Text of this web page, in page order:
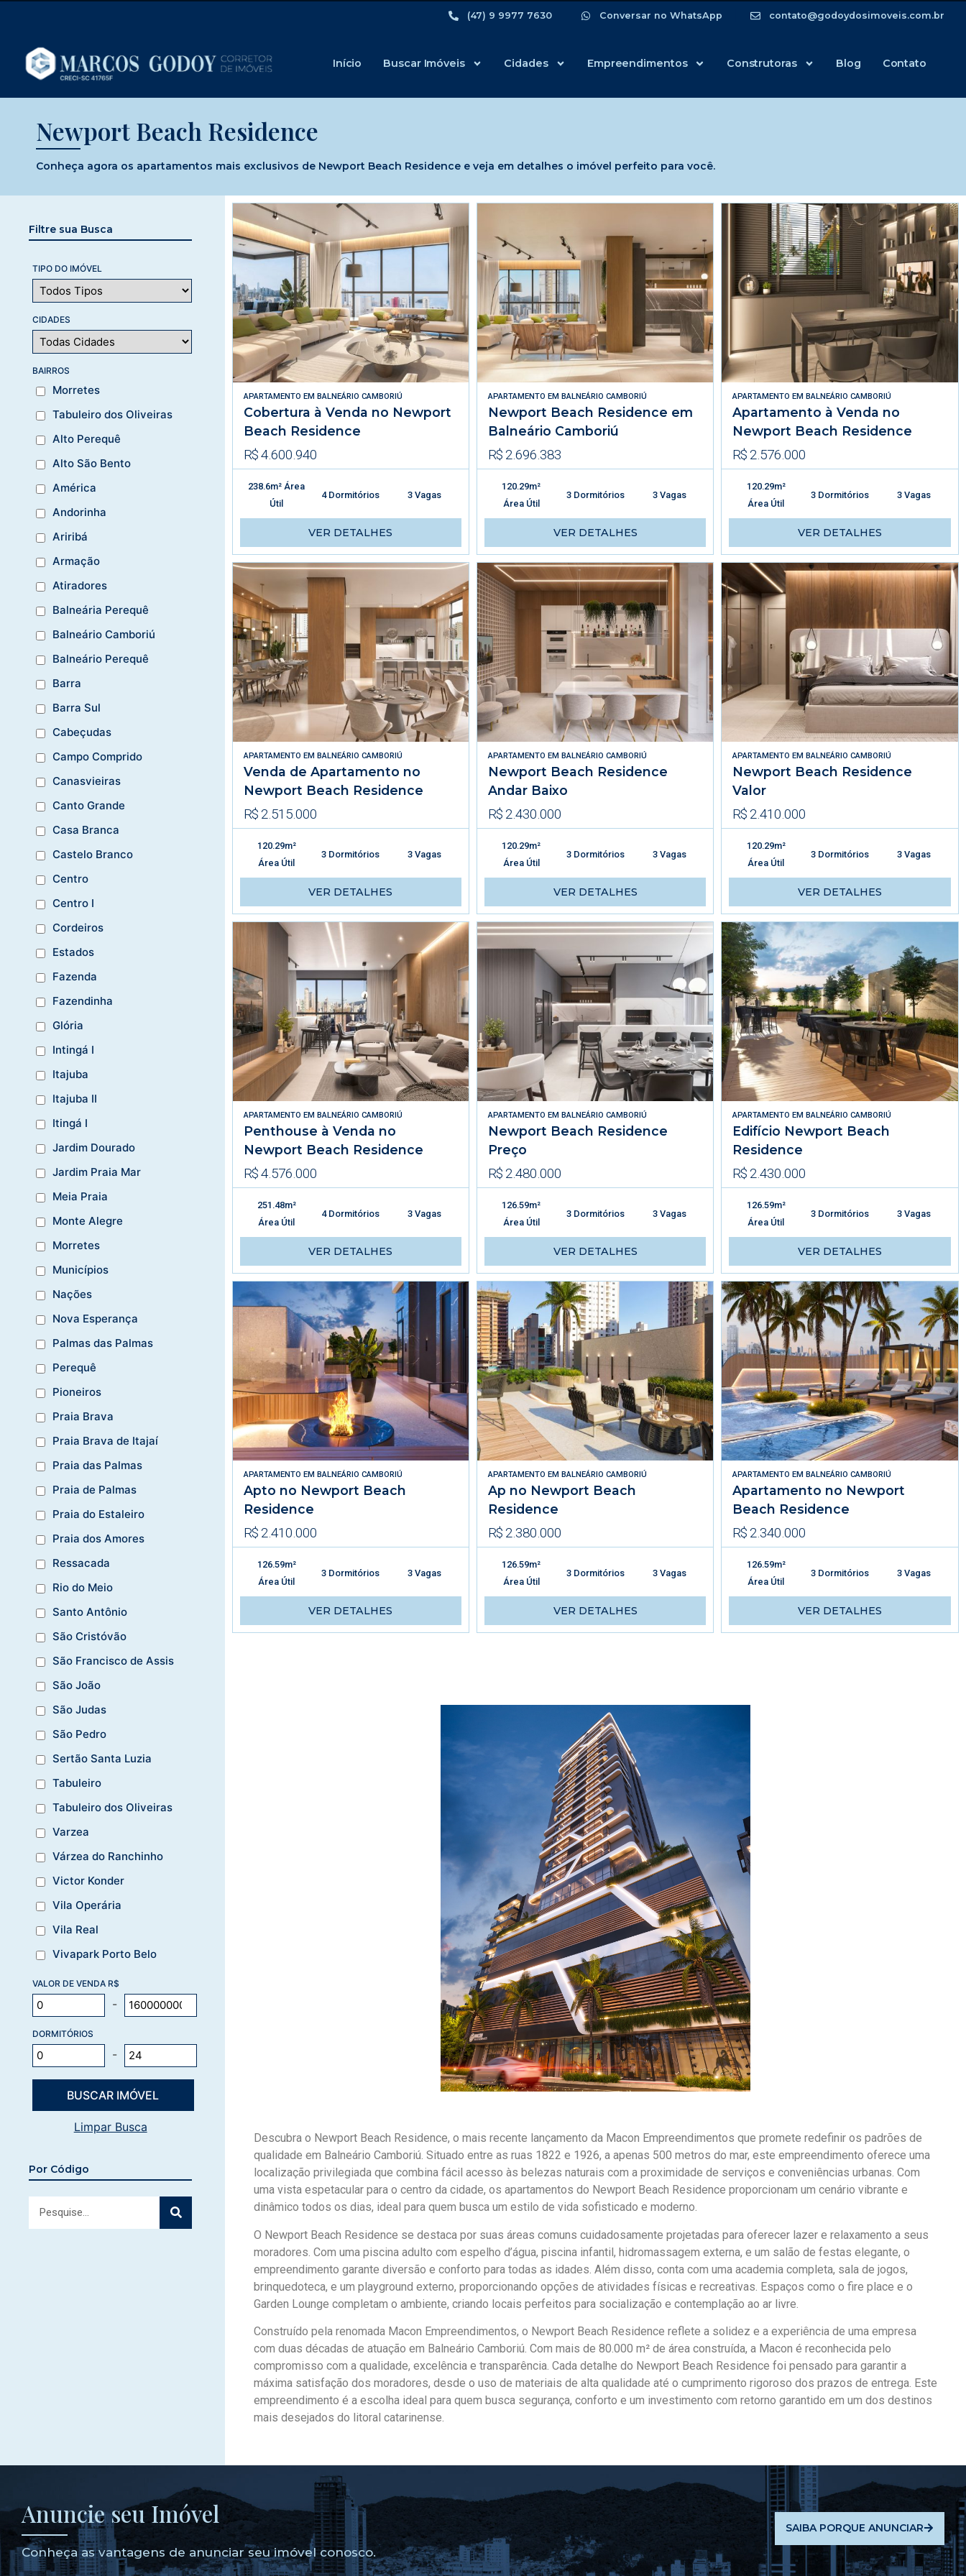
(47) 9 9977 7630 Conversar no WhatsApp contato@godoydosimoveis.com.br
Início Buscar Imóveis Cidades Empreendimentos Construtoras Blog Contato
Newport Beach Residence
Conheça agora os apartamentos mais exclusivos de Newport Beach Residence e veja em detalhes o imóvel perfeito para você.
Filtre sua Busca
TIPO DO IMÓVEL
CIDADES
BAIRROS
Morretes
Tabuleiro dos Oliveiras
Alto Perequê
Alto São Bento
América
Andorinha
Ariribá
Armação
Atiradores
Balneária Perequê
Balneário Camboriú
Balneário Perequê
Barra
Barra Sul
Cabeçudas
Campo Comprido
Canasvieiras
Canto Grande
Casa Branca
Castelo Branco
Centro
Centro I
Cordeiros
Estados
Fazenda
Fazendinha
Glória
Intingá I
Itajuba
Itajuba II
Itingá I
Jardim Dourado
Jardim Praia Mar
Meia Praia
Monte Alegre
Morretes
Municípios
Nações
Nova Esperança
Palmas das Palmas
Perequê
Pioneiros
Praia Brava
Praia Brava de Itajaí
Praia das Palmas
Praia de Palmas
Praia do Estaleiro
Praia dos Amores
Ressacada
Rio do Meio
Santo Antônio
São Cristóvão
São Francisco de Assis
São João
São Judas
São Pedro
Sertão Santa Luzia
Tabuleiro
Tabuleiro dos Oliveiras
Varzea
Várzea do Ranchinho
Victor Konder
Vila Operária
Vila Real
Vivapark Porto Belo
VALOR DE VENDA R$
-
DORMITÓRIOS
-
Limpar Busca
Por Código
APARTAMENTO EM BALNEÁRIO CAMBORIÚ
Cobertura à Venda no Newport
Beach Residence
R$ 4.600.940
238.6m² Área
Útil
4 Dormitórios 3 Vagas
VER DETALHES
APARTAMENTO EMBALNEÁRIO CAMBORIÚ
Newport Beach Residence em
Balneário Camboriú
R$ 2.696.383
120.29m²
Área Útil
3 Dormitórios 3 Vagas
VER DETALHES
APARTAMENTO EMBALNEÁRIO CAMBORIÚ
Apartamento à Venda no
Newport Beach Residence
R$ 2.576.000
120.29m²
Área Útil
3 Dormitórios 3 Vagas
VER DETALHES
APARTAMENTO EM BALNEÁRIO CAMBORIÚ
Venda de Apartamento no
Newport Beach Residence
R$ 2.515.000
120.29m²
Área Útil
3 Dormitórios 3 Vagas
VER DETALHES
APARTAMENTO EMBALNEÁRIO CAMBORIÚ
Newport Beach Residence
Andar Baixo
R$ 2.430.000
120.29m²
Área Útil
3 Dormitórios 3 Vagas
VER DETALHES
APARTAMENTO EMBALNEÁRIO CAMBORIÚ
Newport Beach Residence
Valor
R$ 2.410.000
120.29m²
Área Útil
3 Dormitórios 3 Vagas
VER DETALHES
APARTAMENTO EM BALNEÁRIO CAMBORIÚ
Penthouse à Venda no
Newport Beach Residence
R$ 4.576.000
251.48m²
Área Útil
4 Dormitórios 3 Vagas
VER DETALHES
APARTAMENTO EMBALNEÁRIO CAMBORIÚ
Newport Beach Residence
Preço
R$ 2.480.000
126.59m²
Área Útil
3 Dormitórios 3 Vagas
VER DETALHES
APARTAMENTO EMBALNEÁRIO CAMBORIÚ
Edifício Newport Beach
Residence
R$ 2.430.000
126.59m²
Área Útil
3 Dormitórios 3 Vagas
VER DETALHES
APARTAMENTO EM BALNEÁRIO CAMBORIÚ
Apto no Newport Beach
Residence
R$ 2.410.000
126.59m²
Área Útil
3 Dormitórios 3 Vagas
VER DETALHES
APARTAMENTO EMBALNEÁRIO CAMBORIÚ
Ap no Newport Beach
Residence
R$ 2.380.000
126.59m²
Área Útil
3 Dormitórios 3 Vagas
VER DETALHES
APARTAMENTO EMBALNEÁRIO CAMBORIÚ
Apartamento no Newport
Beach Residence
R$ 2.340.000
126.59m²
Área Útil
3 Dormitórios 3 Vagas
VER DETALHES
Descubra o Newport Beach Residence, o mais recente lançamento da Macon Empreendimentos que promete redefinir os padrões de
qualidade em Balneário Camboriú. Situado entre as ruas 1822 e 1926, a apenas 500 metros do mar, este empreendimento oferece uma
localização privilegiada que combina fácil acesso às belezas naturais com a proximidade de serviços e conveniências urbanas. Com
uma vista espetacular para o centro da cidade, os apartamentos do Newport Beach Residence proporcionam um cenário vibrante e
dinâmico todos os dias, ideal para quem busca um estilo de vida sofisticado e moderno.
O Newport Beach Residence se destaca por suas áreas comuns cuidadosamente projetadas para oferecer lazer e relaxamento a seus
moradores. Com uma piscina adulto com espelho d’água, piscina infantil, hidromassagem externa, e um salão de festas elegante, o
empreendimento garante diversão e conforto para todas as idades. Além disso, conta com uma academia completa, sala de jogos,
brinquedoteca, e um playground externo, proporcionando opções de atividades físicas e recreativas. Espaços como o fire place e o
Garden Lounge completam o ambiente, criando locais perfeitos para socialização e contemplação ao ar livre.
Construído pela renomada Macon Empreendimentos, o Newport Beach Residence reflete a solidez e a experiência de uma empresa
com duas décadas de atuação em Balneário Camboriú. Com mais de 80.000 m² de área construída, a Macon é reconhecida pelo
compromisso com a qualidade, excelência e transparência. Cada detalhe do Newport Beach Residence foi pensado para garantir a
máxima satisfação dos moradores, desde o uso de materiais de alta qualidade até o cumprimento rigoroso dos prazos de entrega. Este
empreendimento é a escolha ideal para quem busca segurança, conforto e um investimento com retorno garantido em um dos destinos
mais desejados do litoral catarinense.
Anuncie seu Imóvel
Conheça as vantagens de anunciar seu imóvel conosco.
SAIBA PORQUE ANUNCIAR